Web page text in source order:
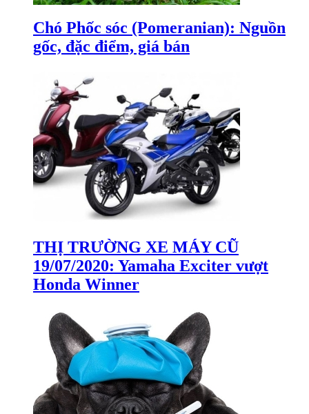
Chó Phốc sóc (Pomeranian): Nguồn
gốc, đặc điểm, giá bán
THỊ TRƯỜNG XE MÁY CŨ
19/07/2020: Yamaha Exciter vượt
Honda Winner